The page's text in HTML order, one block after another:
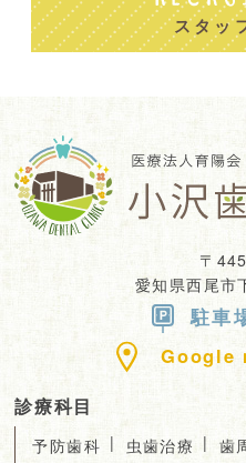
スタッ
〒
愛知県西尾市
駐車
Google
診療科目
予防歯科 | 虫歯治療 | 歯